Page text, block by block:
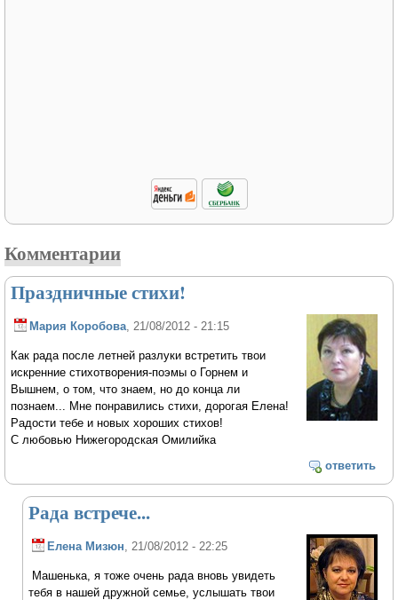
Комментарии
Праздничные стихи!
Мария Коробова, 21/08/2012 - 21:15
Как рада после летней разлуки встретить твои
искренние стихотворения-поэмы о Горнем и
Вышнем, о том, что знаем, но до конца ли
познаем... Мне понравились стихи, дорогая Елена!
Радости тебе и новых хороших стихов!
С любовью Нижегородская Омилийка
ответить
Рада встрече...
Елена Мизюн, 21/08/2012 - 22:25
Машенька, я тоже очень рада вновь увидеть
тебя в нашей дружной семье, услышать твои